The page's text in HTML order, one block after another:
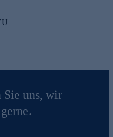
uns, wir